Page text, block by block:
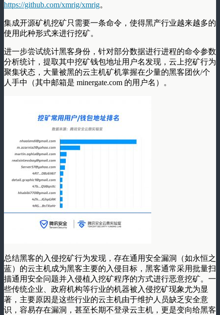
https://github.com/xmrig/xmrig。
集成开源矿机挖矿只需要一条命令，使得黑产行业越来越多的
使用此种形式来进行挖矿。
进一步尝试统计黑客身份，针对部分数据进行进程的命令参数
分析统计，提取其中挖矿钱包地址用户名发现，云上挖矿行为
聚集状态，大量被黑的云主机矿机掌握在少量的黑客团伙/个
人手中（其中邮箱是 minergate.com 的用户名）。
总结黑客的入侵挖矿行为发现，存在通用安全漏洞（如永恒之
蓝）的云主机成为黑客主要的入侵目标，黑客通常采用批量扫
描通用安全问题并入侵植入挖矿程序的方式进行恶意挖矿。一
些传统企业、政府机构等行业的机器被入侵挖矿现象尤为显
著，主要原因是这些行业的云主机由于维护人员缺乏安全意
识，容易存在漏洞，甚至长期不登录云主机，更是变向给黑客